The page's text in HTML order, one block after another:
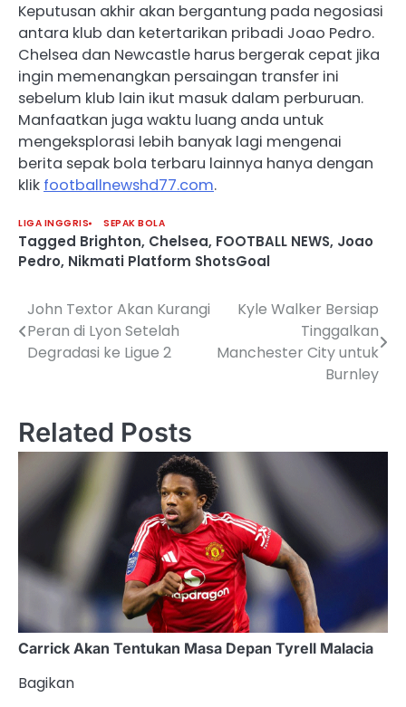
Keputusan akhir akan bergantung pada negosiasi
antara klub dan ketertarikan pribadi Joao Pedro.
Chelsea dan Newcastle harus bergerak cepat jika
ingin memenangkan persaingan transfer ini
sebelum klub lain ikut masuk dalam perburuan.
Manfaatkan juga waktu luang anda untuk
mengeksplorasi lebih banyak lagi mengenai
berita sepak bola terbaru lainnya hanya dengan
klik footballnewshd77.com.
LIGA INGGRIS SEPAK BOLA
Tagged Brighton, Chelsea, FOOTBALL NEWS, Joao
Pedro, Nikmati Platform ShotsGoal
Post
navigation
John Textor Akan Kurangi
Peran di Lyon Setelah
Degradasi ke Ligue 2
Kyle Walker Bersiap
Tinggalkan
Manchester City untuk
Burnley
Related Posts
Carrick Akan Tentukan Masa Depan Tyrell Malacia
Bagikan